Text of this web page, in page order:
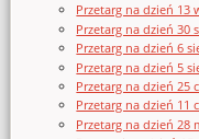
Przetarg na dzień 13
Przetarg na dzień 30
Przetarg na dzień 6
Przetarg na dzień 5
Przetarg na dzień 25
Przetarg na dzień 11
Przetarg na dzień 28